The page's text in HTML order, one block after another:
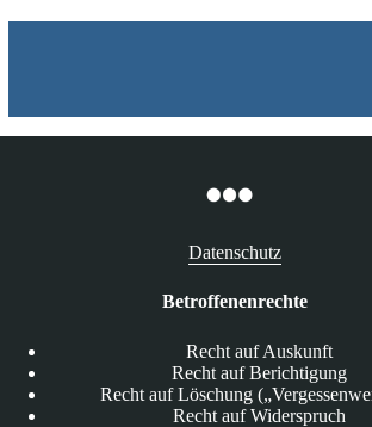
Datenschutz
Betroffenenrechte
Recht auf Auskunft
Recht auf Berichtigung
Recht auf Löschung
Recht auf Widerspruch